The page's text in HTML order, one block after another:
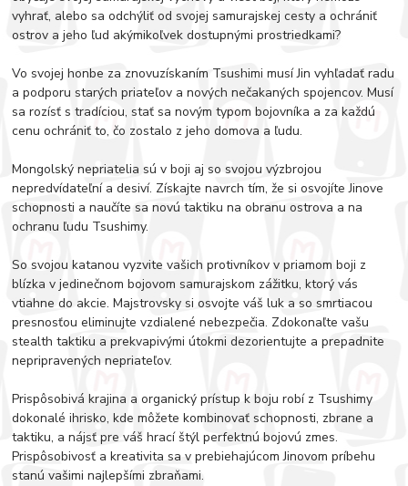
vyhrať, alebo sa odchýliť od svojej samurajskej cesty a ochrániť
ostrov a jeho ľud akýmikoľvek dostupnými prostriedkami?
Vo svojej honbe za znovuzískaním Tsushimi musí Jin vyhľadať radu
a podporu starých priateľov a nových nečakaných spojencov. Musí
sa rozísť s tradíciou, stať sa novým typom bojovníka a za každú
cenu ochrániť to, čo zostalo z jeho domova a ľudu.
Mongolský nepriatelia sú v boji aj so svojou výzbrojou
nepredvídateľní a desiví. Získajte navrch tím, že si osvojíte Jinove
schopnosti a naučíte sa novú taktiku na obranu ostrova a na
ochranu ľudu Tsushimy.
So svojou katanou vyzvite vašich protivníkov v priamom boji z
blízka v jedinečnom bojovom samurajskom zážitku, ktorý vás
vtiahne do akcie. Majstrovsky si osvojte váš luk a so smrtiacou
presnosťou eliminujte vzdialené nebezpečia. Zdokonaľte vašu
stealth taktiku a prekvapivými útokmi dezorientujte a prepadnite
nepripravených nepriateľov.
Prispôsobivá krajina a organický prístup k boju robí z Tsushimy
dokonalé ihrisko, kde môžete kombinovať schopnosti, zbrane a
taktiku, a nájsť pre váš hrací štýl perfektnú bojovú zmes.
Prispôsobivosť a kreativita sa v prebiehajúcom Jinovom príbehu
stanú vašimi najlepšími zbraňami.